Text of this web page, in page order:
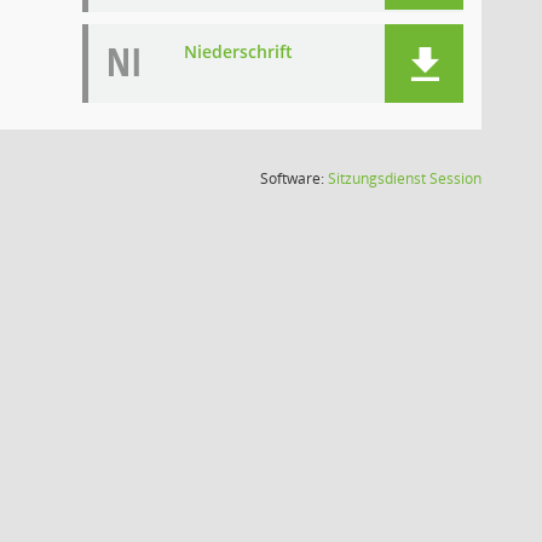
NI Niederschrift
Software:SitzungsdienstSession(Wird in